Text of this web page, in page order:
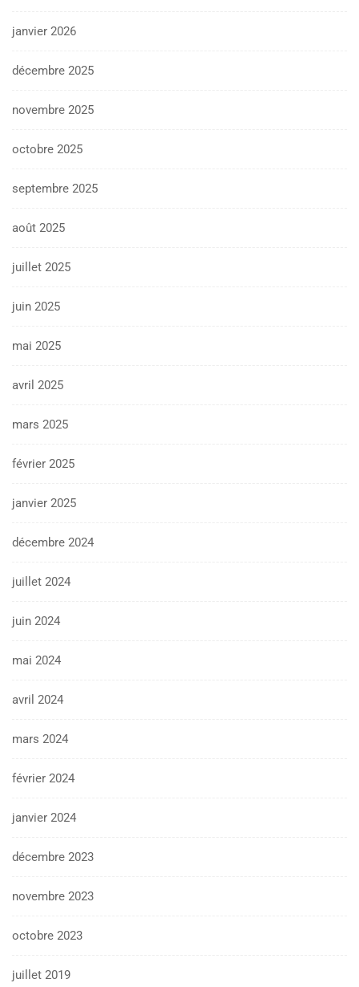
janvier 2026
décembre 2025
novembre 2025
octobre 2025
septembre 2025
août 2025
juillet 2025
juin 2025
mai 2025
avril 2025
mars 2025
février 2025
janvier 2025
décembre 2024
juillet 2024
juin 2024
mai 2024
avril 2024
mars 2024
février 2024
janvier 2024
décembre 2023
novembre 2023
octobre 2023
juillet 2019